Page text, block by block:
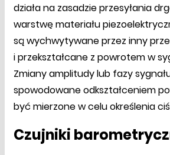
działa na zasadzie przesyłania
warstwę materiału
są wychwytywane przez inny
i przekształcane z powrotem w
Zmiany amplitudy lub fazy
spowodowane odkształceniem
być mierzone w celu określenia
Czujniki